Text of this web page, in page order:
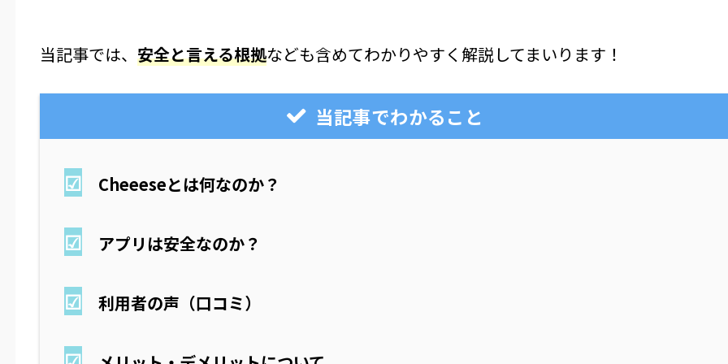
当記事では、 安全と言える根拠なども含めてわかりやすく解説してまいります！
当記事でわかること
☑ Cheeeseとは何なのか？
☑ アプリは安全なのか？
☑ 利用者の声（口コミ）